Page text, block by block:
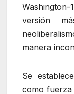
versión
manera
Se
como fuerza